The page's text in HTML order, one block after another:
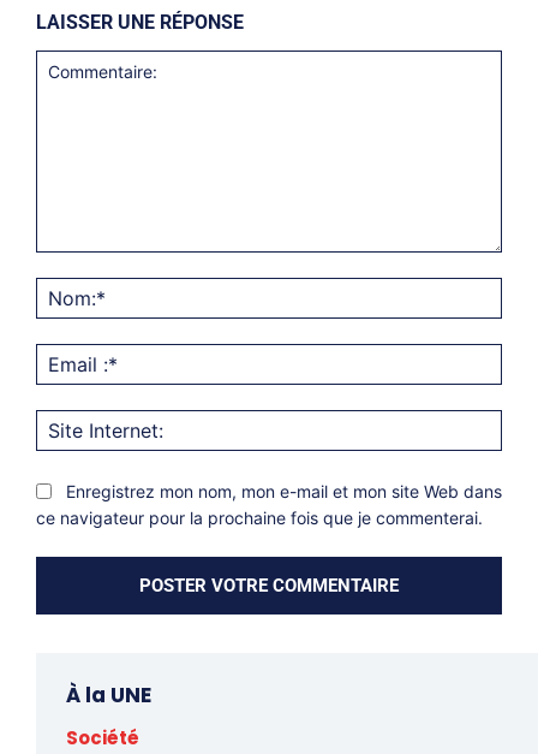
LAISSER UNE RÉPONSE
:*
Enregistrez mon nom, mon e-mail et mon site Web dans
ce navigateur pour la prochaine fois que je commenterai.
À la UNE
Société